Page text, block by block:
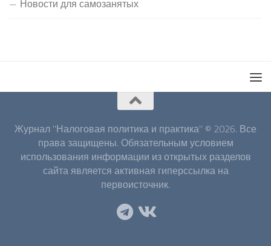
Новости для самозанятых
Журнал "Налоговая политика и практика" © 2026. Все
права защищены. Обязательным условием
использования информации из открытых разделов
сайта является активная гиперссылка на
первоисточник.